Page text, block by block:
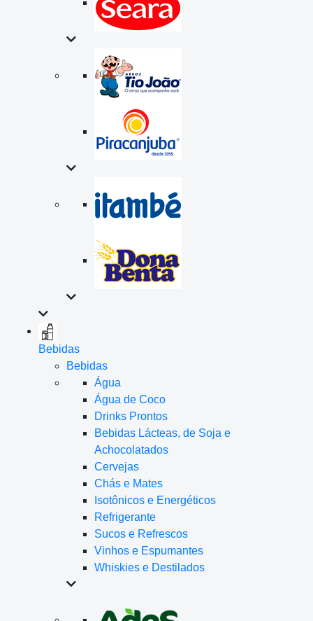
Bebidas
Bebidas
Água
Água de Coco
Drinks Prontos
Bebidas Lácteas, de Soja e
Achocolatados
Cervejas
Chás e Mates
Isotônicos e Energéticos
Refrigerante
Sucos e Refrescos
Vinhos e Espumantes
Whiskies e Destilados